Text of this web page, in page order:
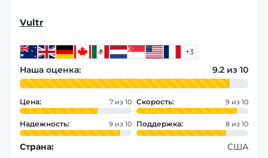
Vultr
+3
Наша оценка: 9.2
Цена: 7 Скорость: 9
Надежность: 9 Поддержка: 8
Страна:
США